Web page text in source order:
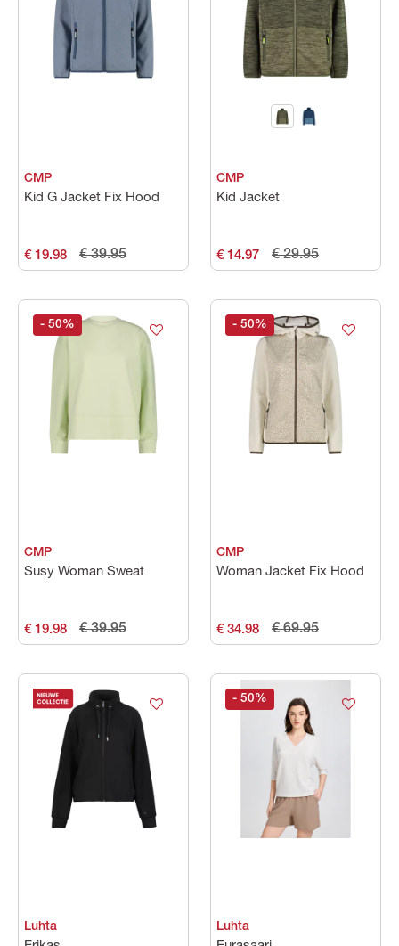
CMP
Kid G Jacket Fix Hood
€ 19.98 € 39.95
CMP
Kid Jacket
€ 14.97 € 29.95
CMP
Susy Woman Sweat
€ 19.98 € 39.95
- 50%
CMP
Woman Jacket Fix Hood
€ 34.98 € 69.95
- 50%
Luhta Luhta
- 50%